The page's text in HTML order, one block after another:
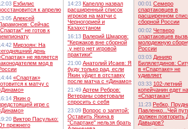
Езбилис
к апрелю
Алексей
Сейчас
не готов к
Мирзоян: На
день
не является
мод в
«Спартак»
к матчу с
Якин о
игре с
Виктор Пасулько:
прежнего
14:23 Капелло назвал
расширенный список
игроков на матчи с
Черногорией и
Казахстаном
16:13 Валерий Шмаров:
"Кержаков вне сборной
.у него нет игровой
практики"
21:00 Анатолий Исаев: Я
буду только рад, если
Якин уйдет в отставку
после матча с «Динамо»
21:49 Артем Ребров:
Ветераны советовали
спросить с себя
23:09 Вопрос о запятой:
Оставить Якина в
"Спартаке" нельзя брать
00:01 Семеро
спартаковцев в
расширенном
сборной России
00:02 Четверо
спартаковцев
молодежную
России
03:03 Динияр
Билялетдинов:
в «Спартаке» не
удивляет
03:33 102-летний
копейчанин едет
«Спартака»!
11:23 Ребко,
Павленко...Чей
должен повторить
Давыдов?